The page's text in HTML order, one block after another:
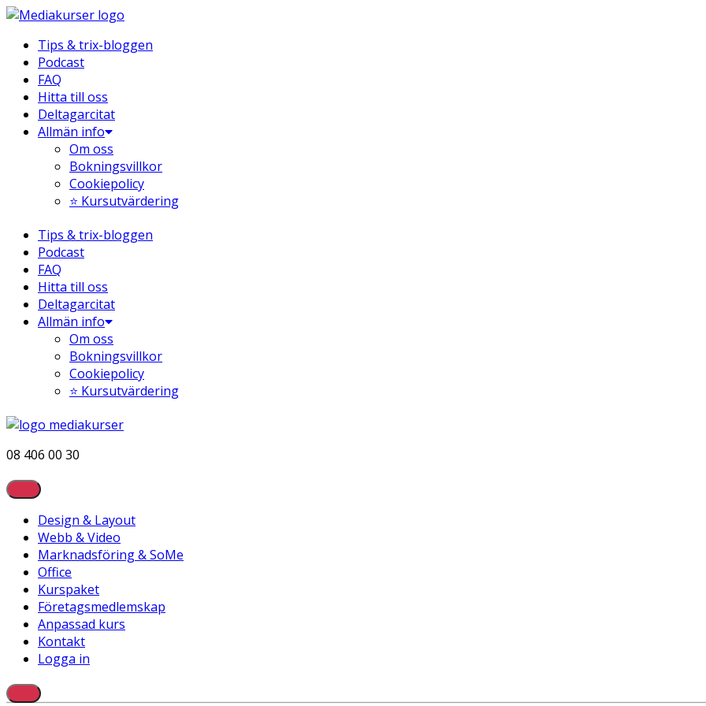
Hoppa
innehållTips & trix-bloggen
Podcast
FAQ
Hitta till oss
Deltagarcitat
Allmän info
Om oss
Bokningsvillkor
Cookiepolicy
⭐ Kursutvärdering
Tips & trix-bloggen
Podcast
FAQ
Hitta till oss
Deltagarcitat
Allmän info
Om oss
Bokningsvillkor
Cookiepolicy
⭐ Kursutvärdering
08 406 00 30
Design & Layout
Webb & Video
Marknadsföring & SoMe
Office
Kurspaket
Företagsmedlemskap
Anpassad kurs
Kontakt
Logga in